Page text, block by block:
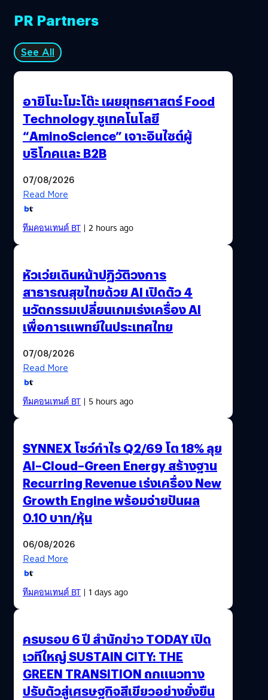
PR Partners
See All
อายิโนะโมะโต๊ะ เผยยุทธศาสตร์ Food
Technology ชูเทคโนโลยี
“AminoScience” เจาะอินไซต์ผู้
บริโภคและ B2B
07/08/2026
Read More
ทีมคอนเทนต์ BT| 2 hours ago
หัวเว่ยเดินหน้าปฏิวัติวงการ
สาธารณสุขไทยด้วย AI เปิดตัว 4
นวัตกรรมเปลี่ยนเกมเร่งเครื่อง AI
เพื่อการแพทย์ในประเทศไทย
07/08/2026
Read More
ทีมคอนเทนต์ BT| 5 hours ago
SYNNEX โชว์กำไร Q2/69 โต 18% ลุย
AI–Cloud–Green Energy สร้างฐาน
Recurring Revenue เร่งเครื่อง New
Growth Engine พร้อมจ่ายปันผล
0.10 บาท/หุ้น
06/08/2026
Read More
ทีมคอนเทนต์ BT| 1 days ago
ครบรอบ 6 ปี สำนักข่าว TODAY เปิด
เวทีใหญ่ SUSTAIN CITY: THE
GREEN TRANSITION ถกแนวทาง
ปรับตัวสู่เศรษฐกิจสีเขียวอย่างยั่งยืน